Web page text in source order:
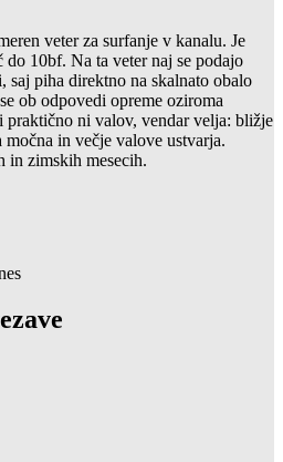
veter za surfanje v kanalu. Je
10bf. Na ta veter naj se podajo
saj piha direktno na skalnato obalo
ob odpovedi opreme oziroma
praktično ni valov, vendar velja: bližje
in večje valove ustvarja.
in zimskih mesecih.